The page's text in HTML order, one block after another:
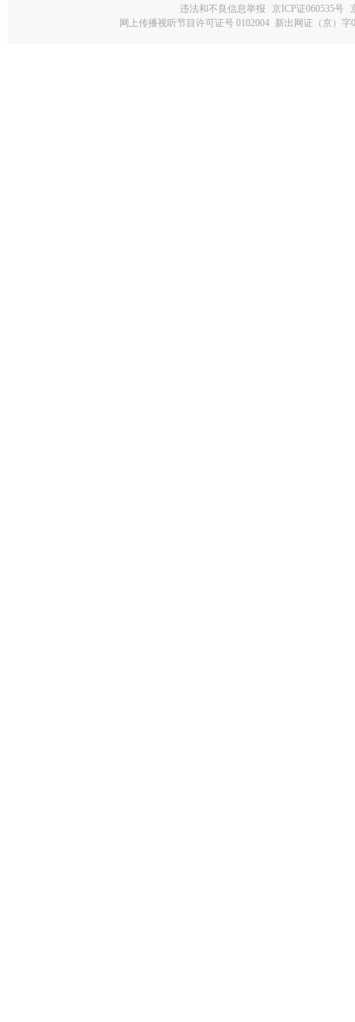
违法和不良信息举报 京ICP证060535号
网上传播视听节目许可证号 0102004 新出网证（京）